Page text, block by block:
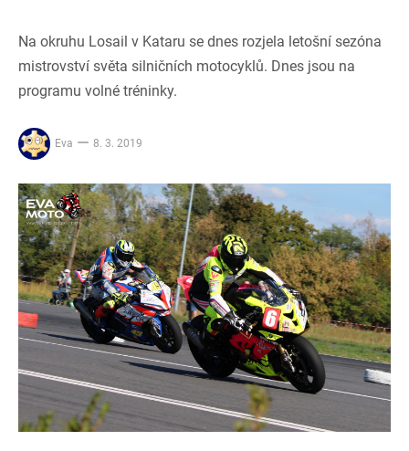
Na okruhu Losail v Kataru se dnes rozjela letošní sezóna
mistrovství světa silničních motocyklů. Dnes jsou na
programu volné tréninky.
Eva 8. 3. 2019